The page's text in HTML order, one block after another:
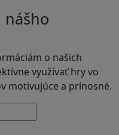
nášho
o našich
využívať hry vo
motivujúce a prínosné.